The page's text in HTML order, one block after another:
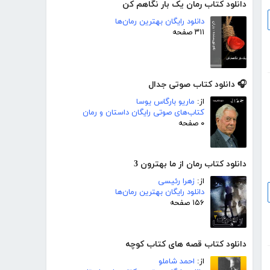
دانلود کتاب رمان یک بار نگاهم کن
دانلود رایگان بهترین رمان‌ها
۳۱۱ صفحه
🎧 دانلود کتاب صوتی جدال
از: ماریو بارگاس یوسا
کتاب‌های صوتی رایگان داستان و رمان
۰ صفحه
دانلود کتاب رمان از ما بهترون 3
از: زهرا رئیسی
دانلود رایگان بهترین رمان‌ها
۱۵۶ صفحه
دانلود کتاب قصه های کتاب کوچه
از: احمد شاملو